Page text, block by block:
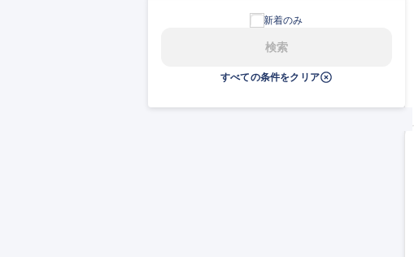
新着のみ
検索
すべての条件をクリア